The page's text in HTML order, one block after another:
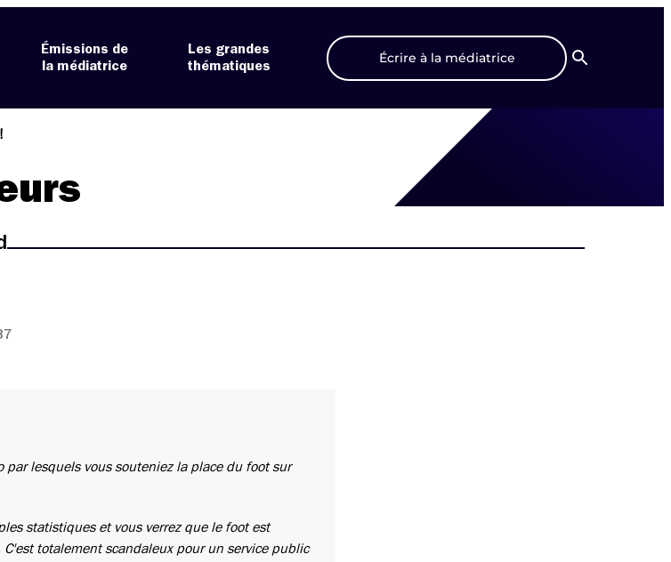
Émissions de
la médiatrice
Les grandes
thématiques
Écrire à la médiatrice
Recherche
par lesquels vous souteniez la place du foot sur
statistiques et vous verrez que le foot est
totalement scandaleux pour un service public